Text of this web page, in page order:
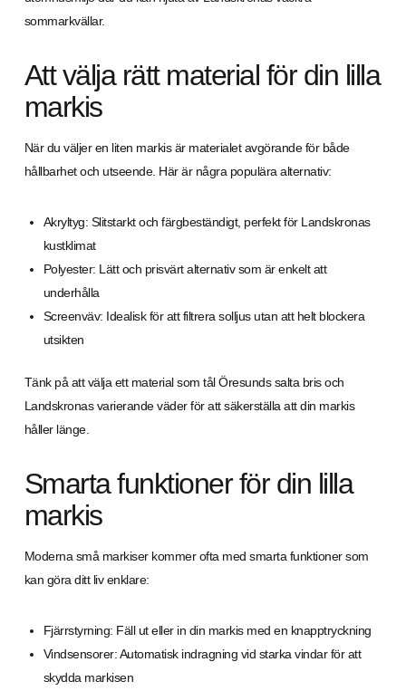
sommarkvällar.
Att välja rätt material för din lilla
markis
När du väljer en liten markis är materialet avgörande för både
hållbarhet och utseende. Här är några populära alternativ:
Akryltyg: Slitstarkt och färgbeständigt, perfekt för Landskronas
kustklimat
Polyester: Lätt och prisvärt alternativ som är enkelt att
underhålla
Screenväv: Idealisk för att filtrera solljus utan att helt blockera
utsikten
Tänk på att välja ett material som tål Öresunds salta bris och
Landskronas varierande väder för att säkerställa att din markis
håller länge.
Smarta funktioner för din lilla
markis
Moderna små markiser kommer ofta med smarta funktioner som
kan göra ditt liv enklare:
Fjärrstyrning: Fäll ut eller in din markis med en knapptryckning
Vindsensorer: Automatisk indragning vid starka vindar för att
skydda markisen